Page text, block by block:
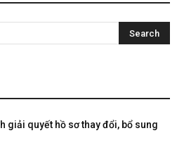
giải quyết hồ sơ thay đổi, bổ sung